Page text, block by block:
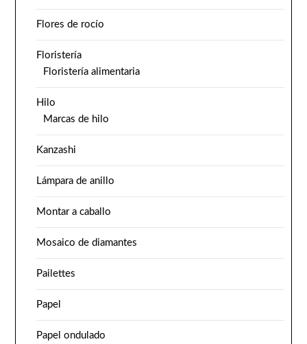
Flores de rocío
Floristería
Floristería alimentaria
Hilo
Marcas de hilo
Kanzashi
Lámpara de anillo
Montar a caballo
Mosaico de diamantes
Pailettes
Papel
Papel ondulado